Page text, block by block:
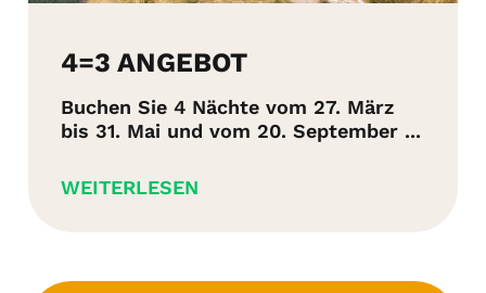
4=3 ANGEBOT
Buchen Sie 4 Nächte vom 27. März
bis 31. Mai und vom 20. September ...
WEITERLESEN